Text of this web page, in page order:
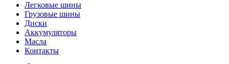
Легковые шины
Грузовые шины
Диски
Аккумуляторы
Масла
Контакты